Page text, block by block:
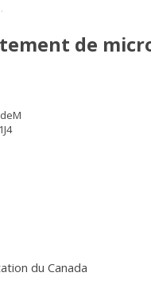
et immunologie
de
du Canada